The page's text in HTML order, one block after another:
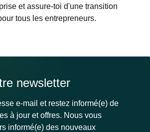
et assure-toi d'une transition
tous les entrepreneurs.
newsletter
e-mail et restez informé(e) de
à jour et offres. Nous vous
informé(e) des nouveaux